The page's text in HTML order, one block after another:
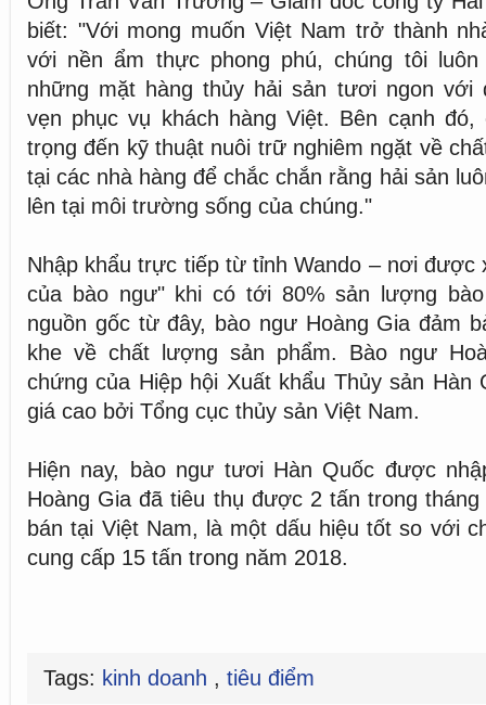
biết: "Với mong muốn Việt Nam trở thành
với nền ẩm thực phong phú, chúng tôi
những mặt hàng thủy hải sản tươi ngon với
vẹn phục vụ khách hàng Việt. Bên cạnh đó,
trọng đến kỹ thuật nuôi trữ nghiêm ngặt về
tại các nhà hàng để chắc chắn rằng hải sản
lên tại môi trường sống của chúng."
Nhập khẩu trực tiếp từ tỉnh Wando – nơi được
của bào ngư" khi có tới 80% sản lượng
nguồn gốc từ đây, bào ngư Hoàng Gia đảm
khe về chất lượng sản phẩm. Bào ngư
chứng của Hiệp hội Xuất khẩu Thủy sản Hàn
giá cao bởi Tổng cục thủy sản Việt Nam.
Hiện nay, bào ngư tươi Hàn Quốc được
Hoàng Gia đã tiêu thụ được 2 tấn trong
bán tại Việt Nam, là một dấu hiệu tốt so với
cung cấp 15 tấn trong năm 2018.
Tags: kinh doanh , tiêu điểm